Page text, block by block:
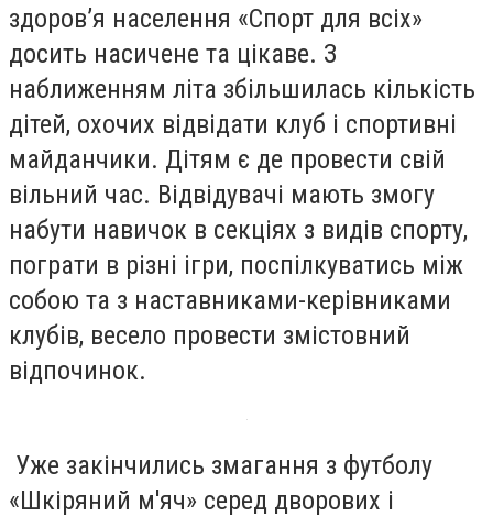
здоров’я населення «Спорт для всіх»
досить насичене та цікаве. З
наближенням літа збільшилась кількість
дітей, охочих відвідати клуб і спортивні
майданчики. Дітям є де провести свій
вільний час. Відвідувачі мають змогу
набути навичок в секціях з видів спорту,
пограти в різні ігри, поспілкуватись між
собою та з наставниками-керівниками
клубів, весело провести змістовний
відпочинок.
Уже закінчились змагання з футболу
«Шкіряний м'яч» серед дворових і